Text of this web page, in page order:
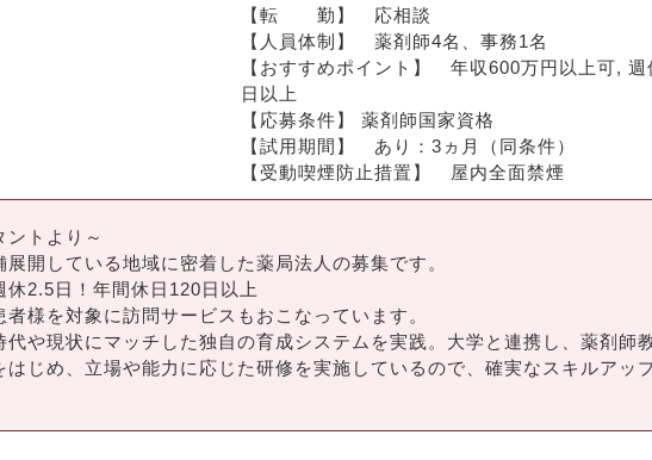
【転　　勤】　応相談
【人員体制】　薬剤師4名、事務1名
【おすすめポイント】　年収600万円以上可,
日以上
【応募条件】 薬剤師国家資格
【試用期間】　あり：3ヵ月（同条件）
【受動喫煙防止措置】　屋内全面禁煙
ントより～
展開している地域に密着した薬局法人の募集です。
休2.5日！年間休日120日以上
者様を対象に訪問サービスもおこなっています。
代や現状にマッチした独自の育成システムを実践。大学と連携し、薬剤師
はじめ、立場や能力に応じた研修を実施しているので、確実なスキルアッ